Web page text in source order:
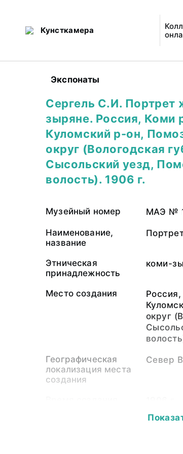
Кунсткамера
Экспонаты
Сергель С.И.
зыряне. Россия, Коми
Куломский р-он,
округ (Вологодская
Сысольский уезд,
волость). 1906 г.
Музейный номер МАЭ №
Наименование,
название
Этническая
принадлежность
коми-
Место создания
округ
Географическая
локализация места
создания
Север